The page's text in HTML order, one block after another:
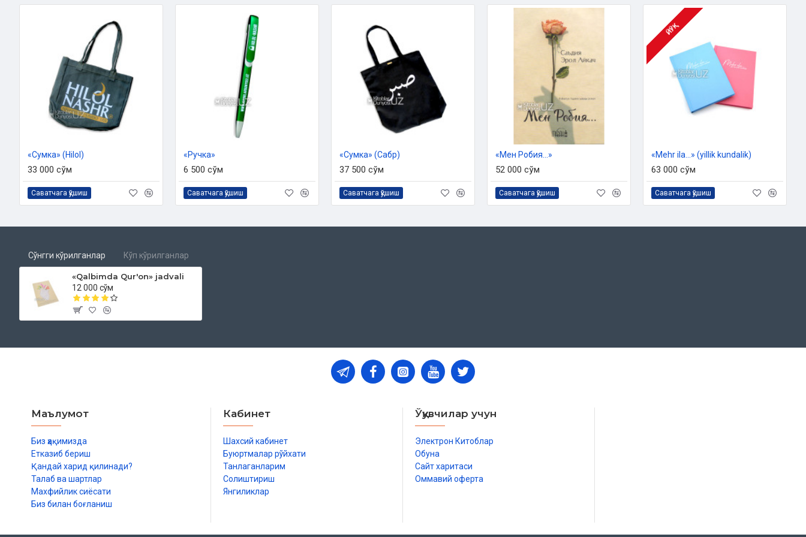
«Сумка» (Hilol)
33 000 сўм
Саватчага қўшиш
«Ручка»
6 500 сўм
Саватчага қўшиш
«Сумка» (Сабр)
37 500 сўм
Саватчага қўшиш
«Мен Робия...»
52 000 сўм
Саватчага қўшиш
ЙЎҚ
«Mehr ila...» (yillik kundalik)
63 000 сўм
Саватчага қўшиш
Сўнгги кўрилганлар Кўп кўрилганлар
«Qalbimda Qur'on» jadvali
12 000 сўм
Маълумот
Биз ҳақимизда
Етказиб бериш
Қандай харид қилинади?
Талаб ва шартлар
Махфийлик сиёсати
Биз билан боғланиш
Кабинет
Шахсий кабинет
Буюртмалар рўйхати
Танлаганларим
Солиштириш
Янгиликлар
Ўқувчилар учун
Электрон Китоблар
Обуна
Сайт харитаси
Оммавий оферта